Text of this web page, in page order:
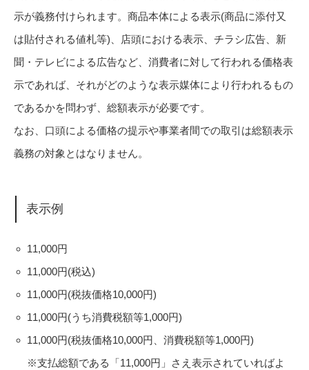
示が義務付けられます。商品本体による表示(商品に添付又
は貼付される値札等)、店頭における表示、チラシ広告、新
聞・テレビによる広告など、消費者に対して行われる価格表
示であれば、それがどのような表示媒体により行われるもの
であるかを問わず、総額表示が必要です。
なお、口頭による価格の提示や事業者間での取引は総額表示
義務の対象とはなりません。
表示例
11,000円
11,000円(税込)
11,000円(税抜価格10,000円)
11,000円(うち消費税額等1,000円)
11,000円(税抜価格10,000円、消費税額等1,000円)
※支払総額である「11,000円」さえ表示されていればよ